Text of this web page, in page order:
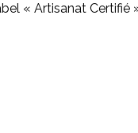
« Artisanat Certifié